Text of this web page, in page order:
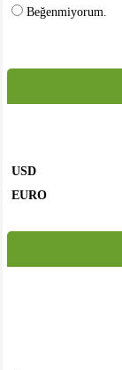
Beğenmiyorum.
USD
EURO